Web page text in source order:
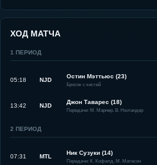
ХОД МАТЧА
1 ПЕРИОД
05:18 NJD
Остин Мэттьюс (23)
Бросок с кистей
13:42 NJD
Джон Таварес (18)
Передачи: М. Марнер, В. Нюландер
2 ПЕРИОД
07:31 MTL
Ник Сузуки (14)
Передачи: К. Кофилд, М. Матесон